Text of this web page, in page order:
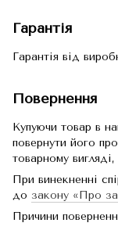
Гарантія
Гарантія від
Повернення
Купуючи товар в
повернути його
товарному
При винекненні
до закону «Про
Причини